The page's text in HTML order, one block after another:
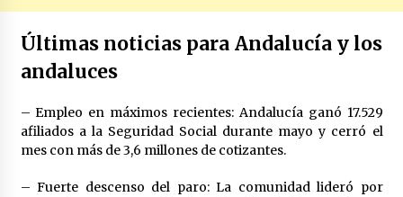
Últimas noticias para Andalucía y los
andaluces
– Empleo en máximos recientes: Andalucía ganó 17.529
afiliados a la Seguridad Social durante mayo y cerró el
mes con más de 3,6 millones de cotizantes.
– Fuerte descenso del paro: La comunidad lideró por